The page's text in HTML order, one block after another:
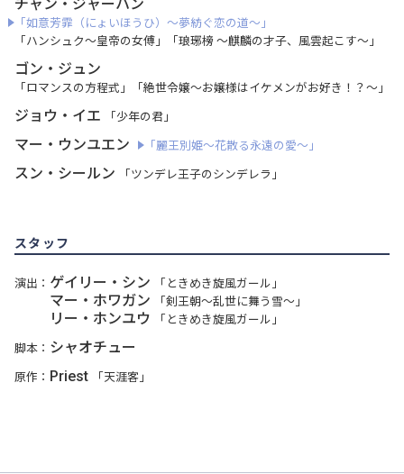
チャン・ジャーハン
「如意芳霏（にょいほうひ）～夢紡ぐ恋の道～」
「ハンシュク〜皇帝の女傅」「琅琊榜 ～麒麟の才子、風雲起こす～」
ゴン・ジュン
「ロマンスの方程式」「絶世令嬢～お嬢様はイケメンがお好き！？～」
ジョウ・イエ 「少年の君」
マー・ウンユエン 「麗王別姫～花散る永遠の愛～」
スン・シールン 「ツンデレ王子のシンデレラ」
スタッフ
演出： ゲイリー・シン 「ときめき旋風ガール」
マー・ホワガン 「剣王朝～乱世に舞う雪～」
リー・ホンユウ 「ときめき旋風ガール」
脚本： シャオチュー
原作： Priest 「天涯客」